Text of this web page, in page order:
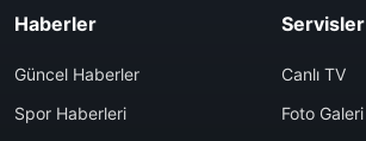
Haberler
Güncel Haberler
Spor Haberleri
Servisler
Canlı TV
Foto Galeri